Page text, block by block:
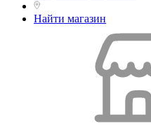
Найти магазин